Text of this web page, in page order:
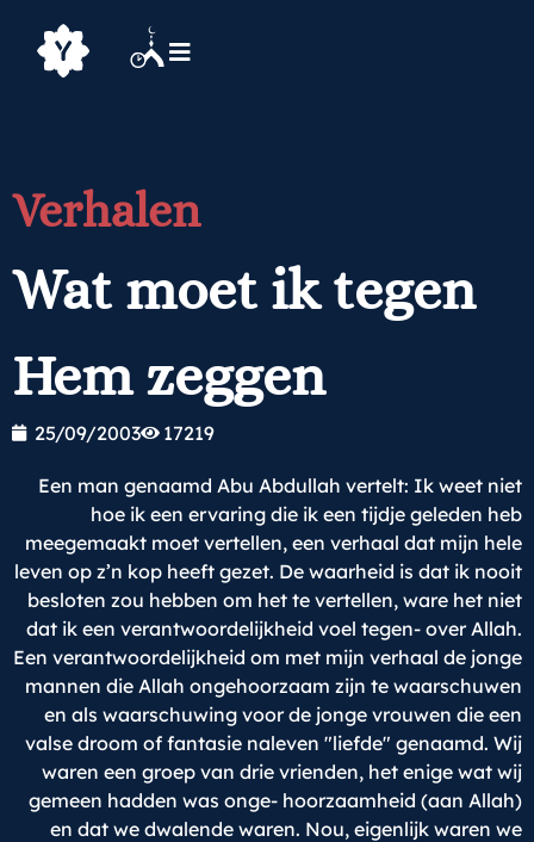
Verhalen
Wat moet ik tegen
Hem zeggen
25/09/2003 17219
Een man genaamd Abu Abdullah vertelt: Ik weet niet
hoe ik een ervaring die ik een tijdje geleden heb
meegemaakt moet vertellen, een verhaal dat mijn hele
leven op z’n kop heeft gezet. De waarheid is dat ik nooit
besloten zou hebben om het te vertellen, ware het niet
dat ik een verantwoordelijkheid voel tegen- over Allah.
Een verantwoordelijkheid om met mijn verhaal de jonge
mannen die Allah ongehoorzaam zijn te waarschuwen
en als waarschuwing voor de jonge vrouwen die een
valse droom of fantasie naleven "liefde" genaamd. Wij
waren een groep van drie vrienden, het enige wat wij
gemeen hadden was onge- hoorzaamheid (aan Allah)
en dat we dwalende waren. Nou, eigenlijk waren we